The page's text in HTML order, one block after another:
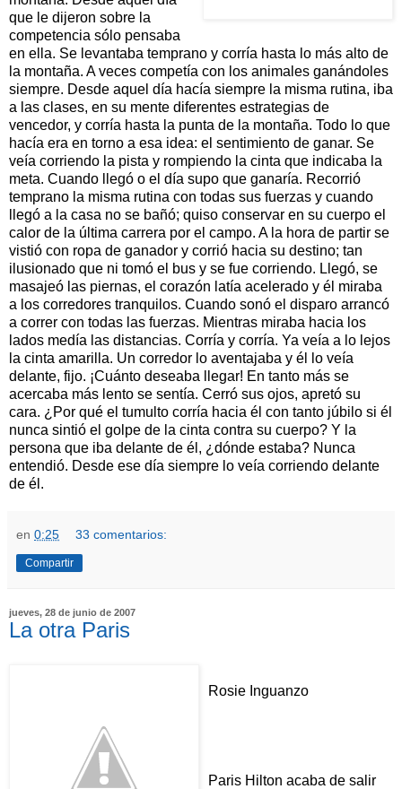
que le dijeron sobre la
competencia sólo pensaba
en ella. Se levantaba temprano y corría hasta lo más alto de
la montaña. A veces competía con los animales ganándoles
siempre. Desde aquel día hacía siempre la misma rutina, iba
a las clases, en su mente diferentes estrategias de
vencedor, y corría hasta la punta de la montaña. Todo lo que
hacía era en torno a esa idea: el sentimiento de ganar. Se
veía corriendo la pista y rompiendo la cinta que indicaba la
meta. Cuando llegó o el día supo que ganaría. Recorrió
temprano la misma rutina con todas sus fuerzas y cuando
llegó a la casa no se bañó; quiso conservar en su cuerpo el
calor de la última carrera por el campo. A la hora de partir se
vistió con ropa de ganador y corrió hacia su destino; tan
ilusionado que ni tomó el bus y se fue corriendo. Llegó, se
masajeó las piernas, el corazón latía acelerado y él miraba
a los corredores tranquilos. Cuando sonó el disparo arrancó
a correr con todas las fuerzas. Mientras miraba hacia los
lados medía las distancias. Corría y corría. Ya veía a lo lejos
la cinta amarilla. Un corredor lo aventajaba y él lo veía
delante, fijo. ¡Cuánto deseaba llegar! En tanto más se
acercaba más lento se sentía. Cerró sus ojos, apretó su
cara. ¿Por qué el tumulto corría hacia él con tanto júbilo si él
nunca sintió el golpe de la cinta contra su cuerpo? Y la
persona que iba delante de él, ¿dónde estaba? Nunca
entendió. Desde ese día siempre lo veía corriendo delante
de él.
en 0:25 33 comentarios:
Compartir
jueves, 28 de junio de 2007
La otra Paris
Rosie Inguanzo
Paris Hilton acaba de salir